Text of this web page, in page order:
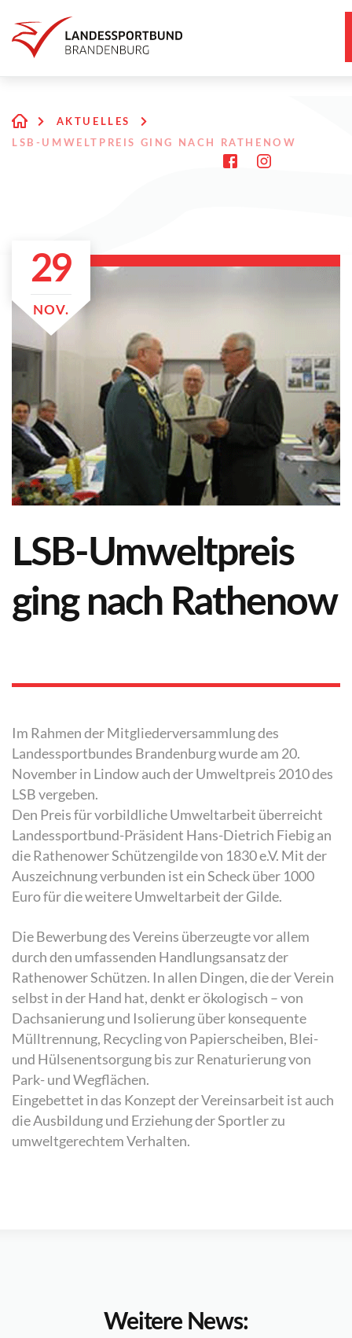
AKTUELLES
LSB-UMWELTPREIS GING NACH RATHENOW
29
NOV.
LSB-Umweltpreis
ging nach Rathenow
Im Rahmen der Mitgliederversammlung des
Landessportbundes Brandenburg wurde am 20.
November in Lindow auch der Umweltpreis 2010 des
LSB vergeben.
Den Preis für vorbildliche Umweltarbeit überreicht
Landessportbund-Präsident Hans-Dietrich Fiebig an
die Rathenower Schützengilde von 1830 e.V. Mit der
Auszeichnung verbunden ist ein Scheck über 1000
Euro für die weitere Umweltarbeit der Gilde.
Die Bewerbung des Vereins überzeugte vor allem
durch den umfassenden Handlungsansatz der
Rathenower Schützen. In allen Dingen, die der Verein
selbst in der Hand hat, denkt er ökologisch – von
Dachsanierung und Isolierung über konsequente
Mülltrennung, Recycling von Papierscheiben, Blei-
und Hülsenentsorgung bis zur Renaturierung von
Park- und Wegflächen.
Eingebettet in das Konzept der Vereinsarbeit ist auch
die Ausbildung und Erziehung der Sportler zu
umweltgerechtem Verhalten.
Weitere News: